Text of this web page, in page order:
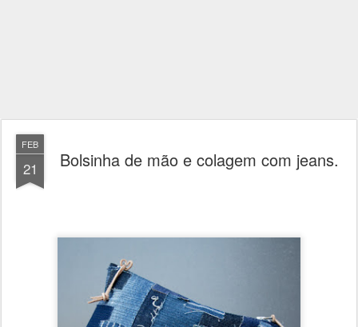
FEB
21 Bolsinha de mão e colagem com jeans.